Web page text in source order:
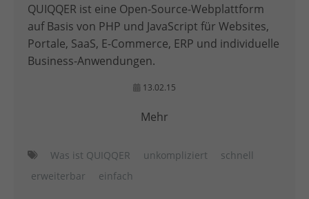
QUIQQER ist eine Open-Source-Webplattform
auf Basis von PHP und JavaScript für Websites,
Portale, SaaS, E-Commerce, ERP und individuelle
Business-Anwendungen.
13.02.15
Mehr
Was ist QUIQQER unkompliziert
schnell
erweiterbar
einfach